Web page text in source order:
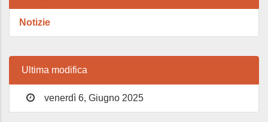
Notizie
Ultima modifica
venerdì 6, Giugno 2025